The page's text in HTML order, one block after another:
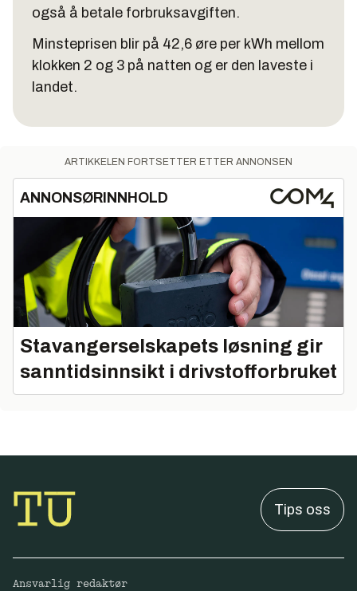
også å betale forbruksavgiften.
Minsteprisen blir på 42,6 øre per kWh mellom
klokken 2 og 3 på natten og er den laveste i
landet.
ARTIKKELEN FORTSETTER ETTER ANNONSEN
ANNONSØRINNHOLD
Stavangerselskapets løsning gir
sanntidsinnsikt i drivstofforbruket
Tips oss
Ansvarlig redaktør